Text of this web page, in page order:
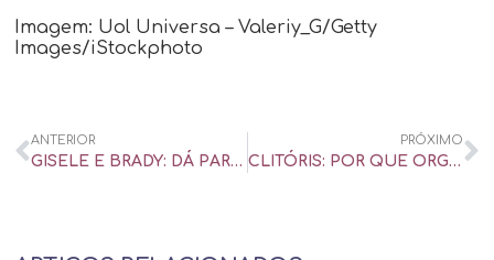
Imagem: Uol Universa – Valeriy_G/Getty
Images/iStockphoto
ANTERIOR
GISELE E BRADY: DÁ PARA VIVER CASAMENTO COM ALGUÉM ABSTINENTE SEXUALMENTE? – UOL UNIVERSA
PRÓXIMO
CLITÓRIS: POR QUE ORGÃO DO PRAZER FEMININO MERECE MAIS ATENÇÃO DA CIÊNCIA? – UOL UNIVERSA